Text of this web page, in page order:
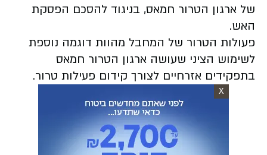
של ארגון הטרור חמאס, בניגוד להסכם הפסקת
האש.
פעולות הטרור של המחבל מהוות דוגמה נוספת
לשימוש הציני שעושה ארגון הטרור חמאס
בתפקידים אזרחיים לצורך קידום פעילות טרור.
X